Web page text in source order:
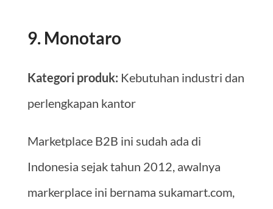
9. Monotaro
Kategori produk: Kebutuhan industri dan
perlengkapan kantor
Marketplace B2B ini sudah ada di
Indonesia sejak tahun 2012, awalnya
markerplace ini bernama sukamart.com,